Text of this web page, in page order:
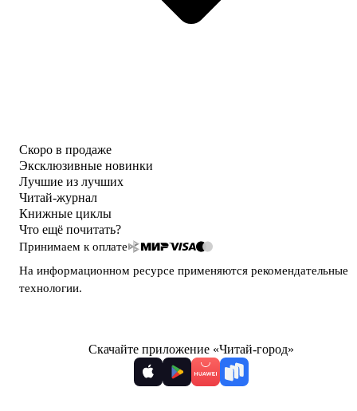
Скоро в продаже
Эксклюзивные новинки
Лучшие из лучших
Читай-журнал
Книжные циклы
Что ещё почитать?
Принимаем к оплате
На информационном ресурсе применяются рекомендательные
технологии.
Скачайте приложение «Читай-город»